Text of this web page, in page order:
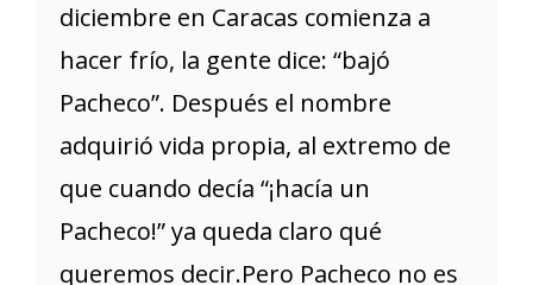
diciembre en Caracas comienza a
hacer frío, la gente dice: “bajó
Pacheco”. Después el nombre
adquirió vida propia, al extremo de
que cuando decía “¡hacía un
Pacheco!” ya queda claro qué
queremos decir.Pero Pacheco no es